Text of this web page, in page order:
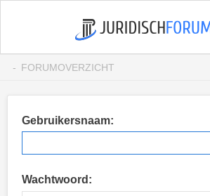
FORUMOVERZICHT
Gebruikersnaam:
Wachtwoord: